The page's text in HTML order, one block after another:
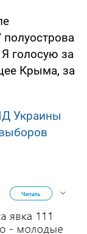
голосую за
Крыма, за
Украины